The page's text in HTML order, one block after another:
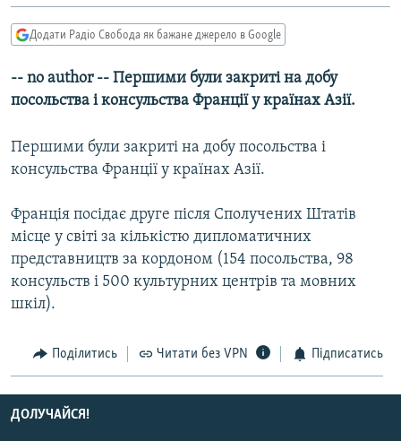
СВІТ
КИТАЙ.ВИКЛИКИ
ФОТО
ПОДКАСТИ
РУС
УКР
КТАТ
Додати Радіо Свобода як бажане джерело в Google
-- no author -- Першими були закриті на добу
посольства і консульства Франції у країнах Азії.
Першими були закриті на добу посольства і
консульства Франції у країнах Азії.
Франція посідає друге після Сполучених Штатів
місце у світі за кількістю дипломатичних
представництв за кордоном (154 посольства, 98
консульств і 500 культурних центрів та мовних
шкіл).
Поділитись Читати без VPN Підписатись
ДОЛУЧАЙСЯ!